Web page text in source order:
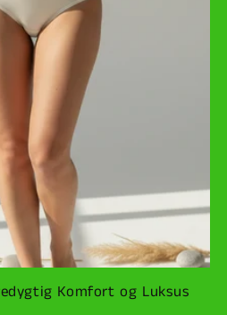
Komfort og Luksus